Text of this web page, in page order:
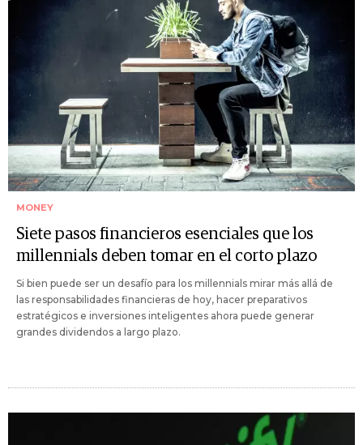
MONEY
Siete pasos financieros esenciales que los
millennials deben tomar en el corto plazo
Si bien puede ser un desafío para los millennials mirar más allá de
las responsabilidades financieras de hoy, hacer preparativos
estratégicos e inversiones inteligentes ahora puede generar
grandes dividendos a largo plazo.